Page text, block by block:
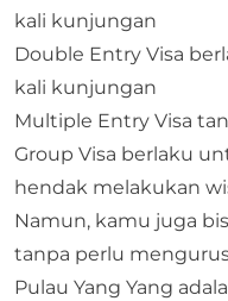
kali kunjungan
Double Entry Visa
kali kunjungan
Multiple Entry Visa
Group Visa berlaku
hendak melakukan
Namun, kamu juga
tanpa perlu
Pulau Yang Yang